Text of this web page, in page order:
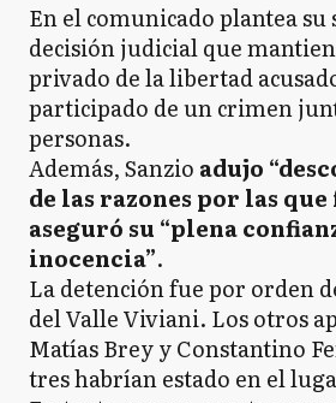
En el comunicado plantea
decisión judicial que
privado de la libertad
participado de un crimen
personas.
Además, Sanzio adujo
de las razones por las
aseguró su “plena
inocencia”.
La detención fue por orden
del Valle Viviani. Los otros
Matías Brey y Constantino
tres habrían estado en el